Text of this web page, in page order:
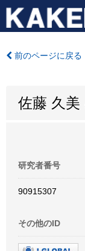
前のページに戻る
佐藤 久美
研究者番号
90915307
その他のID